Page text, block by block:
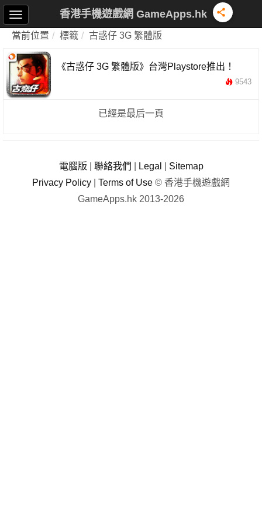
香港手機遊戲網 GameApps.hk
當前位置 標籤 古惑仔 3G 繁體版
《古惑仔 3G 繁體版》台灣Playstore推出！
9543
已經是最后一頁
電腦版 聯絡我們 Legal
Sitemap
Privacy Policy
Terms of Use © 香港手機遊戲網
GameApps.hk 2013-2026